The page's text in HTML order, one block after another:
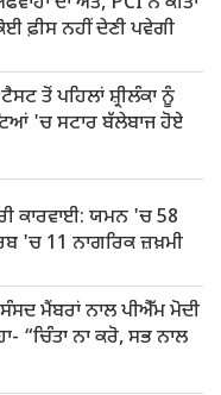
ਫ਼ੀਸ ਨਹੀਂ ਦੇਣੀ ਪਵੇਗੀ
ਤੋਂ ਪਹਿਲਾਂ ਸ਼੍ਰੀਲੰਕਾ ਨੂੰ
'ਚ ਸਟਾਰ ਬੱਲੇਬਾਜ ਹੋਏ
ਕਾਰਵਾਈ: ਯਮਨ 'ਚ 58
'ਚ 11 ਨਾਗਰਿਕ ਜ਼ਖ਼ਮੀ
ਮੈਂਬਰਾਂ ਨਾਲ ਪੀਐੱਮ ਮੋਦੀ